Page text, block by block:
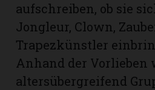
aufschreiben, ob sie
Jongleur, Clown,
Trapezkünstler
Anhand der Vorlieben
altersübergreifend